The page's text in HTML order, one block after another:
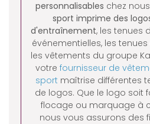
personnalisables chez
sport imprime des
d'entraînement, les tenues
événementielles, les
les vêtements du groupe
votre fournisseur de
sport maîtrise différentes
de logos. Que le logo soit
flocage ou marquage à
nous vous assurons des